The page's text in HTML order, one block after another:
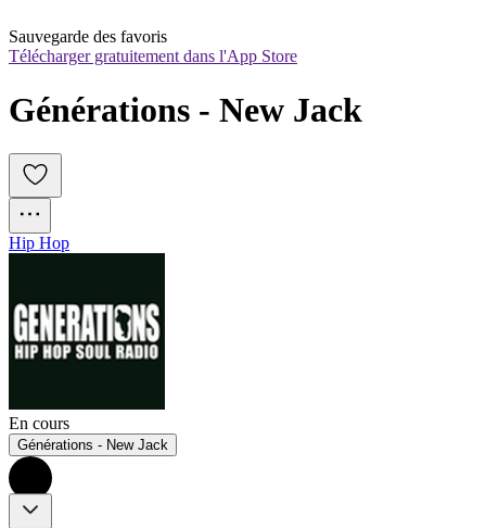
Sauvegarde des favoris
Télécharger gratuitement dans l'App Store
Générations - New Jack
Hip Hop
En cours
Générations - New Jack